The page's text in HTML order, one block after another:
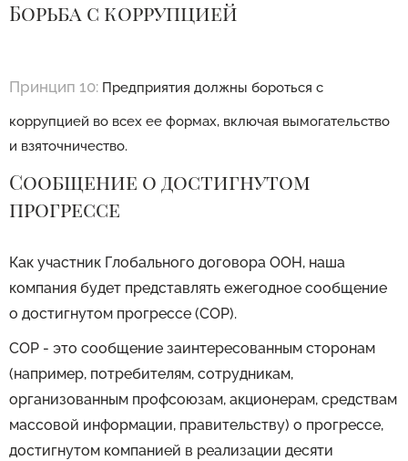
Борьба с коррупцией
Принцип 10: Предприятия должны бороться с
коррупцией во всех ее формах, включая вымогательство
и взяточничество.
Сообщение о достигнутом
прогрессе
Как участник Глобального договора ООН, наша
компания будет представлять ежегодное сообщение
о достигнутом прогрессе (COP).
COP - это сообщение заинтересованным сторонам
(например, потребителям, сотрудникам,
организованным профсоюзам, акционерам, средствам
массовой информации, правительству) о прогрессе,
достигнутом компанией в реализации десяти